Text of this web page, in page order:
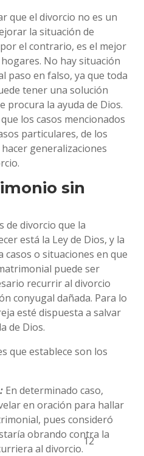
que el divorcio no es un
la situación de
el contrario, es el mejor
No hay situación
paso en falso, ya que toda
tener una solución
procura la ayuda de Dios.
los casos mencionados
particulares, de los
generalizaciones
sin
de divorcio que la
está la Ley de Dios, y la
o situaciones en que
puede ser
recurrir al divorcio
conyugal dañada. Para lo
esté dispuesta a salvar
de Dios.
que establece son los
En determinado caso,
en oración para hallar
pues consideró
obrando contra la
al divorcio.
12